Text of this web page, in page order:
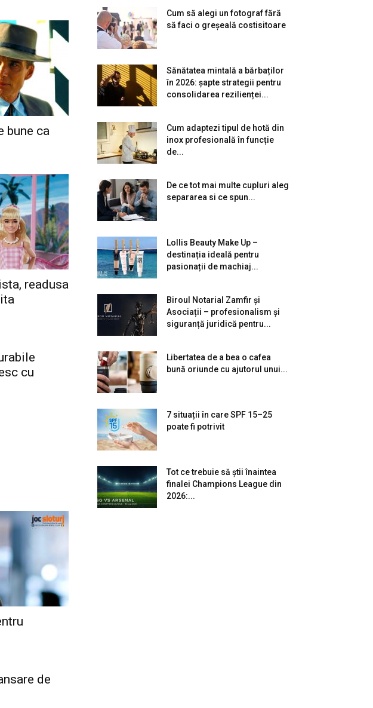
bune ca
readusa
cu
de
Cum să alegi un fotograf fără
să faci o greșeală costisitoare
Sănătatea mintală a bărbaților
în 2026: șapte strategii pentru
consolidarea rezilienței...
Cum adaptezi tipul de hotă din
inox profesională în funcție
de...
De ce tot mai multe cupluri aleg
separarea si ce spun...
Lollis Beauty Make Up –
destinația ideală pentru
pasionații de machiaj...
Biroul Notarial Zamfir și
Asociații – profesionalism și
siguranță juridică pentru...
Libertatea de a bea o cafea
bună oriunde cu ajutorul unui...
7 situații în care SPF 15–25
poate fi potrivit
Tot ce trebuie să știi înaintea
finalei Champions League din
2026:...